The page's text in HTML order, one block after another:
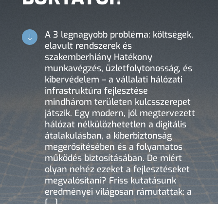
"
A 3 legnagyobb probléma: költségek,
elavult rendszerek és
szakemberhiány Hatékony
munkavégzés, üzletfolytonosság, és
kibervédelem – a vállalati hálózati
infrastruktúra fejlesztése
mindhárom területen kulcsszerepet
játszik. Egy modern, jól megtervezett
hálózat nélkülözhetetlen a digitális
átalakulásban, a kiberbiztonság
megerősítésében és a folyamatos
működés biztosításában. De miért
olyan nehéz ezeket a fejlesztéseket
megvalósítani? Friss kutatásunk
eredményei világosan rámutattak: a